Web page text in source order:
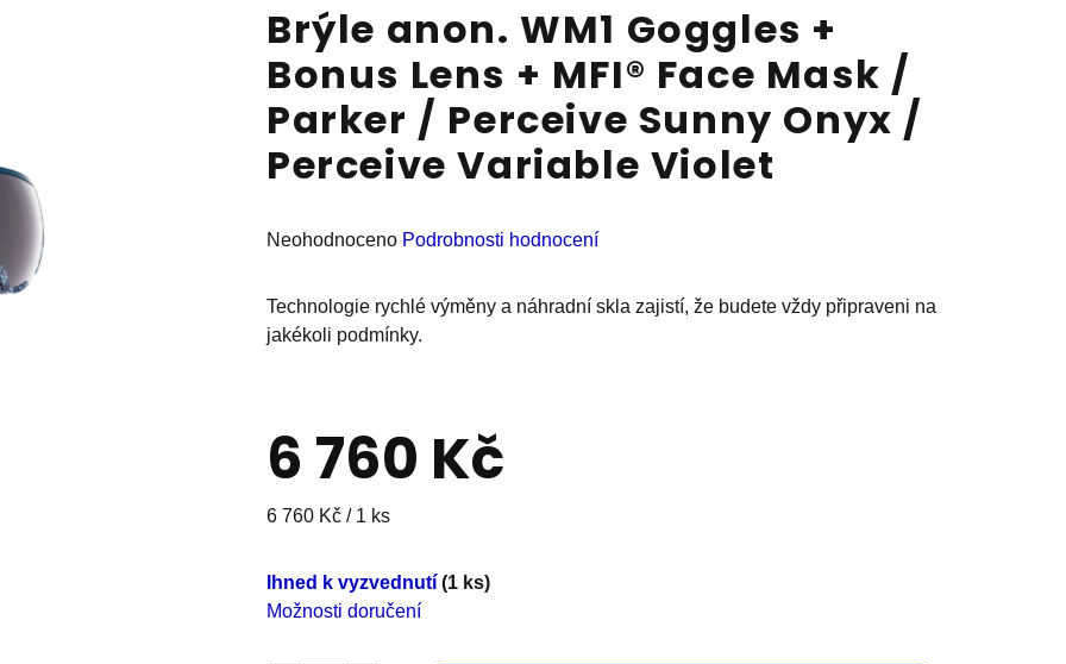
Brýle anon. WM1 Goggles +
Bonus Lens + MFI® Face Mask /
Parker / Perceive Sunny Onyx /
Perceive Variable Violet
Průměrné
produktu
je
hvězdiček.
Neohodnoceno Podrobnosti hodnocení
Technologie rychlé výměny a náhradní skla zajistí, že budete vždy připraveni na
jakékoli podmínky.
6 760 Kč
Měrná
6 760 Kč / 1 ks
Ihned k vyzvednutí (1 ks)
Možnosti doručení